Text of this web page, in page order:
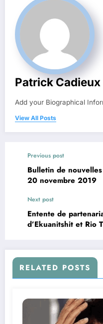
Patrick Cadieux
Add your Biographical
View All Posts
Previous post
Bulletin de
20 novembre 2019
Next post
Entente de
d’Ekuanitshit et Rio
RELATED POSTS